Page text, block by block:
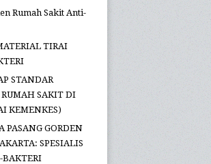
Rumah Sakit Anti-
TIRAI
STANDAR
SAKIT DI
KEMENKES)
PASANG GORDEN
SPESIALIS